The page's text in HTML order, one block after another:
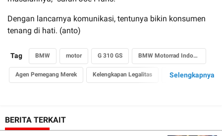
Dengan lancarnya komunikasi, tentunya bikin konsumen
tenang di hati. (anto)
Tag BMW motor G 310 GS BMW Motorrad Indonesia
Agen Pemegang Merek Kelengkapan Legalitas STNK
Selengkapnya
BERITA TERKAIT